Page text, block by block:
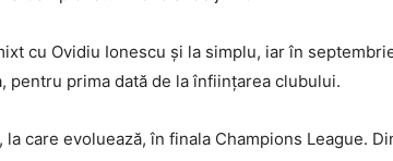
cu Ovidiu Ionescu și la simplu, iar în
pentru prima dată de la înființarea clubului.
care evoluează, în finala Champions League.